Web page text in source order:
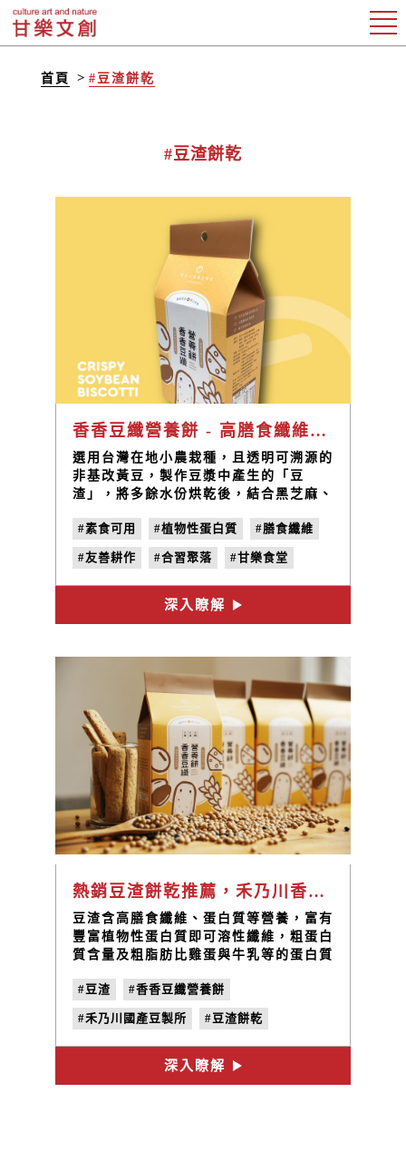
首頁 #豆渣餅乾
#豆渣餅乾
香香豆纖營養餅 - 高膳食纖維植物性蛋白質
選用台灣在地小農栽種，且透明可溯源的
非基改黃豆，製作豆漿中產生的「豆
渣」，將多餘水份烘乾後，結合黑芝麻、
天然養生點心香香豆纖營養餅。
#素食可用 #植物性蛋白質 #膳食纖維
#友善耕作 #合習聚落 #甘樂食堂
#豆渣餅乾 #豆渣餅
深入瞭解
熱銷豆渣餅乾推薦，禾乃川香香豆纖營養餅營養滿分
豆渣含高膳食纖維、蛋白質等營養，富有
豐富植物性蛋白質即可溶性纖維，粗蛋白
質含量及粗脂肪比雞蛋與牛乳等的蛋白質
為取代白米的珍貴。禾乃川看見了豆渣的
好處，於是保留了製作豆製品時產生的豆
渣，將這樣營養的食材多方運用，製作成
老少咸宜、營養滿分的零食—香香豆纖營
#豆渣 #香香豆纖營養餅
#禾乃川國產豆製所 #豆渣餅乾
#在地小農 #非基改黃豆
深入瞭解